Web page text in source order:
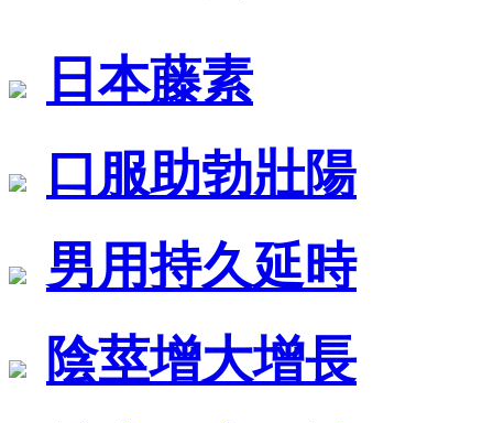
日本藤素
口服助勃壯陽
男用持久延時
陰莖增大增長